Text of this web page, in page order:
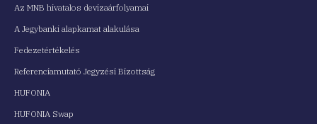
Az MNB hivatalos devizaárfolyamai
A Jegybanki alapkamat alakulása
Fedezetértékelés
Referenciamutató Jegyzési Bizottság
HUFONIA
HUFONIA Swap